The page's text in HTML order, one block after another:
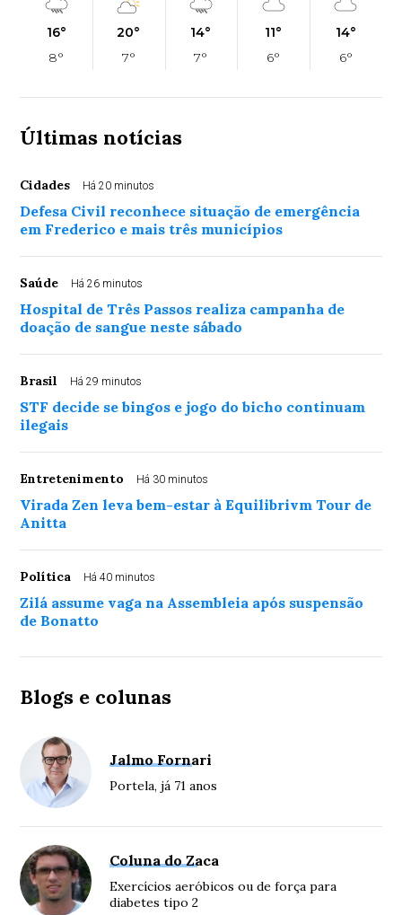
16°
8°
20°
7°
14°
7°
11°
6°
14°
6°
Últimas notícias
Cidades Há 20 minutos
Defesa Civil reconhece situação de emergência
em Frederico e mais três municípios
Saúde Há 26 minutos
Hospital de Três Passos realiza campanha de
doação de sangue neste sábado
Brasil Há 29 minutos
STF decide se bingos e jogo do bicho continuam
ilegais
Entretenimento Há 30 minutos
Virada Zen leva bem-estar à Equilibrivm Tour de
Anitta
Política Há 40 minutos
Zilá assume vaga na Assembleia após suspensão
de Bonatto
Blogs e colunas
Jalmo Fornari
Portela, já 71 anos
Coluna do Zaca
Exercícios aeróbicos ou de força para
diabetes tipo 2